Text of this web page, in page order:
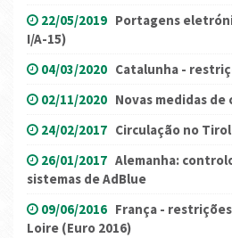
22/05/2019 Portagens
I/A-15)
04/03/2020 Catalunha -
02/11/2020 Novas medidas
24/02/2017 Circulação no
26/01/2017 Alemanha:
sistemas de AdBlue
09/06/2016 França -
Loire (Euro 2016)